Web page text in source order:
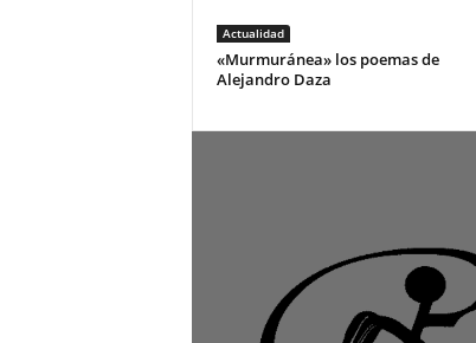
Actualidad
«Murmuránea» los poemas de
Alejandro Daza